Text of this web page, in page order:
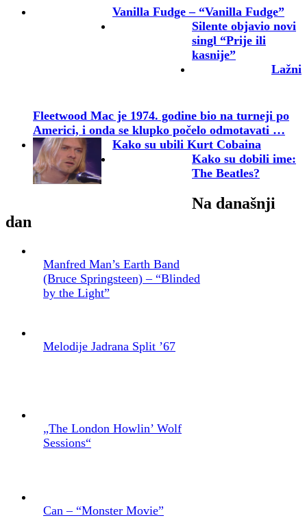
Vanilla Fudge – “Vanilla Fudge”
Silente objavio novi
singl “Prije ili
kasnije”
Lažni
Fleetwood Mac je 1974. godine bio na turneji po
Americi, i onda se klupko počelo odmotavati …
Kako su ubili Kurt Cobaina
Kako su dobili ime:
The Beatles?
Na današnji
dan
Manfred Man’s Earth Band
(Bruce Springsteen) – “Blinded
by the Light”
Melodije Jadrana Split ’67
„The London Howlin’ Wolf
Sessions“
Can – “Monster Movie”